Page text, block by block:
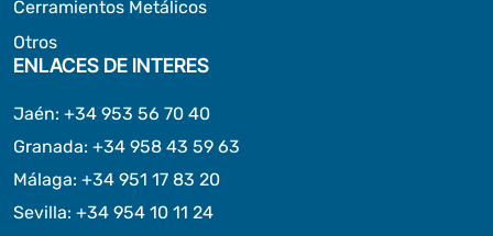
Cerramientos Metálicos
Otros
ENLACES DE INTERES
Jaén: +34 953 56 70 40
Granada: +34 958 43 59 63
Málaga: +34 951 17 83 20
Sevilla: +34 954 10 11 24